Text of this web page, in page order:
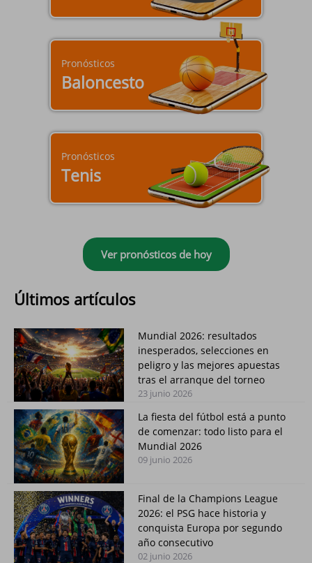
Pronósticos
Baloncesto
Pronósticos
Tenis
Ver pronósticos de hoy
Últimos artículos
Mundial 2026: resultados
inesperados, selecciones en
peligro y las mejores apuestas
tras el arranque del torneo
23 junio 2026
La fiesta del fútbol está a punto
de comenzar: todo listo para el
Mundial 2026
09 junio 2026
Final de la Champions League
2026: el PSG hace historia y
conquista Europa por segundo
año consecutivo
02 junio 2026